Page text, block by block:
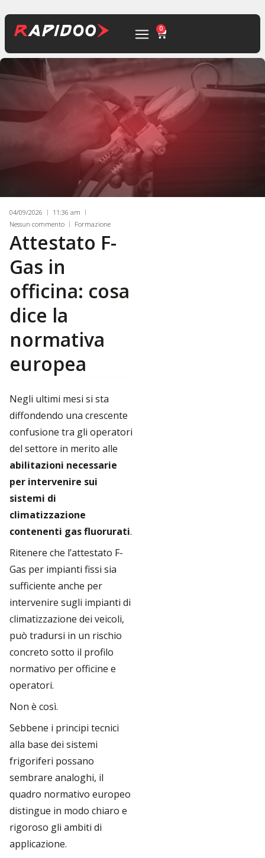
0
04/09/2026
11:36 am
Nessun commento
Formazione
Attestato F-
Gas in
officina: cosa
dice la
normativa
europea
Negli ultimi mesi si sta
diffondendo una crescente
confusione tra gli operatori
del settore in merito alle
abilitazioni necessarie
per intervenire sui
sistemi di
climatizzazione
contenenti gas fluorurati.
Ritenere che l’attestato F-
Gas per impianti fissi sia
sufficiente anche per
intervenire sugli impianti di
climatizzazione dei veicoli,
può tradursi in un rischio
concreto sotto il profilo
normativo per officine e
operatori.
Non è così.
Sebbene i principi tecnici
alla base dei sistemi
frigoriferi possano
sembrare analoghi, il
quadro normativo europeo
distingue in modo chiaro e
rigoroso gli ambiti di
applicazione.